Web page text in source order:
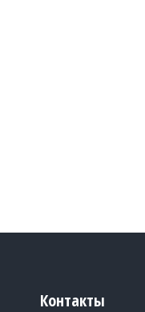
Контакты